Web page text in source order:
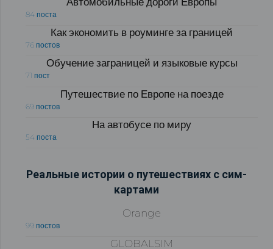
84 поста
Как экономить в роуминге за границей
76 постов
Обучение заграницей и языковые курсы
71 пост
Путешествие по Европе на поезде
69 постов
На автобусе по миру
54 поста
Реальные истории о путешествиях с сим-
картами
Orange
99 постов
GLOBALSIM